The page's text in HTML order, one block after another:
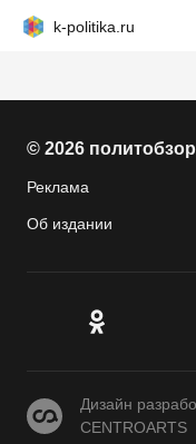
k-politika.ru
© 2026 политобзор
Реклама
Об издании
CENTROARTS